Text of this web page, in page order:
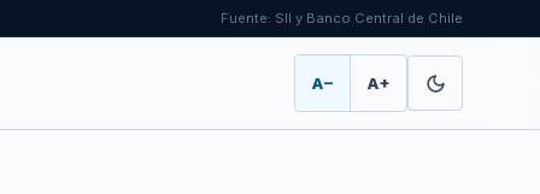
Fuente: SII y Banco Central de Chile
A− A+